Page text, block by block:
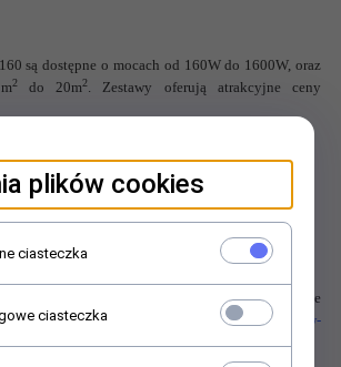
są dostępne o mocach od 160W do 1600W, oraz
2do 20m2.Zestawy oferują atrakcyjne ceny
pełną ofertą:tutaj
możecie znaleźć również na stronie
sprawdź - http://elektra.pl/2017/07/mg-pack-w-
plików cookies
ciasteczka
ciasteczka